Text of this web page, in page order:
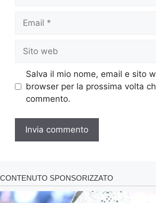
Email
Sito
web
Salva il mio nome, email e sito
browser per la prossima volta
commento.